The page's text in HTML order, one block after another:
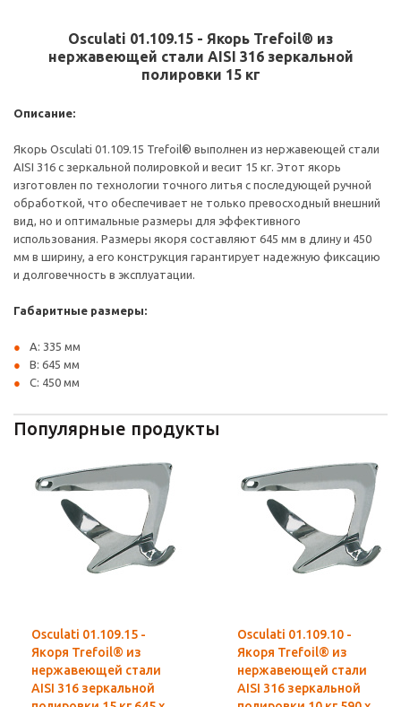
Osculati 01.109.15 - Якорь Trefoil® из
нержавеющей стали AISI 316 зеркальной
полировки 15 кг
Описание:
Якорь Osculati 01.109.15 Trefoil® выполнен из нержавеющей стали
AISI 316 с зеркальной полировкой и весит 15 кг. Этот якорь
изготовлен по технологии точного литья с последующей ручной
обработкой, что обеспечивает не только превосходный внешний
вид, но и оптимальные размеры для эффективного
использования. Размеры якоря составляют 645 мм в длину и 450
мм в ширину, а его конструкция гарантирует надежную фиксацию
и долговечность в эксплуатации.
Габаритные размеры:
A: 335 мм
B: 645 мм
C: 450 мм
Популярные продукты
Osculati 01.109.15 -
Якоря Trefoil® из
нержавеющей стали
AISI 316 зеркальной
Osculati 01.109.10 -
Якоря Trefoil® из
нержавеющей стали
AISI 316 зеркальной